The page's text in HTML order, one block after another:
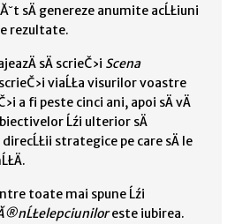
sÄ genereze anumite acĹŁiuni
rezultate.
sÄ scrieČ›i Scena
viaĹŁa visurilor voastre
a fi peste cinci ani, apoi sÄ vÄ
Ĺźi ulterior sÄ
strategice pe care sÄ le
toate mai spune Ĺźi
este iubirea.